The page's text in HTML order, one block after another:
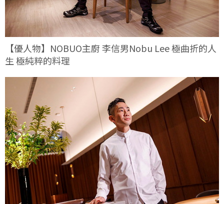
【優人物】NOBUO主廚 李信男Nobu Lee 極曲折的人
生 極純粹的料理